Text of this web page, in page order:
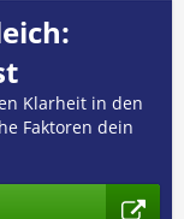
Klarheit in den
Faktoren dein